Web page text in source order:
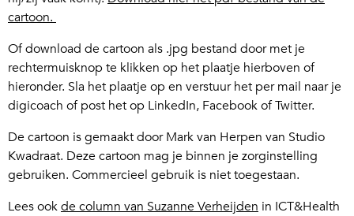
cartoon.
Of download de cartoon als .jpg bestand door met je
rechtermuisknop te klikken op het plaatje hierboven of
hieronder. Sla het plaatje op en verstuur het per mail naar je
digicoach of post het op LinkedIn, Facebook of Twitter.
De cartoon is gemaakt door Mark van Herpen van Studio
Kwadraat. Deze cartoon mag je binnen je zorginstelling
gebruiken. Commercieel gebruik is niet toegestaan.
Lees ookde column van Suzanne Verheijden in ICT&Health